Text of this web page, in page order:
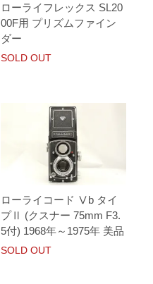
ローライフレックス SL20
00F用 プリズムファイン
ダー
SOLD OUT
ローライコード Ⅴb タイ
プⅡ (クスナー 75mm F3.
5付) 1968年～1975年 美品
SOLD OUT